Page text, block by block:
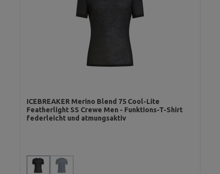
ICEBREAKER Merino Blend 75 Cool-Lite
Featherlight SS Crewe Men - Funktions-T-Shirt
federleicht und atmungsaktiv
Farbe auswählen
(Diese Option ist zurzeit nicht verfügbar.)